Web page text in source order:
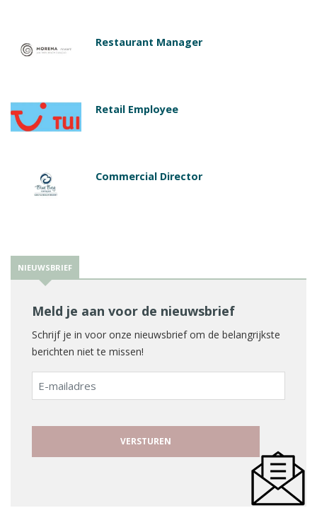
Restaurant Manager
Retail Employee
Commercial Director
NIEUWSBRIEF
Meld je aan voor de nieuwsbrief
Schrijf je in voor onze nieuwsbrief om de belangrijkste
berichten niet te missen!
E-
mailadres